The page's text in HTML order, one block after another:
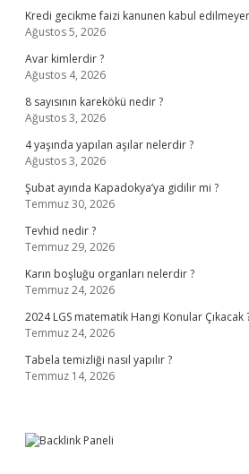
Kredi gecikme faizi kanunen kabul
Ağustos 5, 2026
Avar kimlerdir ?
Ağustos 4, 2026
8 sayısının karekökü nedir ?
Ağustos 3, 2026
4 yaşında yapılan aşılar nelerdir ?
Ağustos 3, 2026
Şubat ayında Kapadokya’ya gidilir mi ?
Temmuz 30, 2026
Tevhid nedir ?
Temmuz 29, 2026
Karın boşluğu organları nelerdir ?
Temmuz 24, 2026
2024 LGS matematik Hangi Konular Çıkacak
Temmuz 24, 2026
Tabela temizliği nasıl yapılır ?
Temmuz 14, 2026